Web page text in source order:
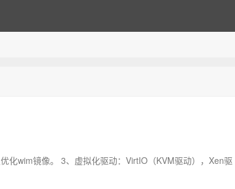
化wim镜像。 3、虚拟化驱动：VirtIO（KVM驱动），Xen驱